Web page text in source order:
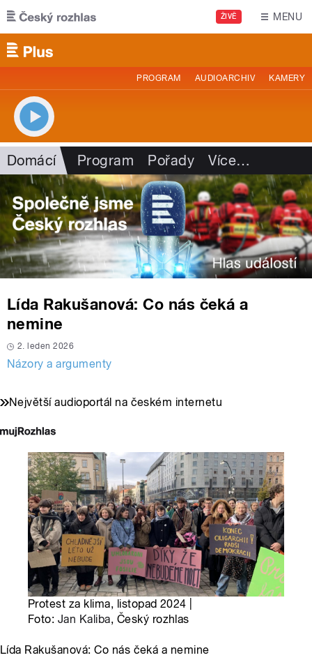
Přejít k hlavnímu obsahu
ŽIVĚ MENU
PROGRAM AUDIOARCHIV KAMERY
Domácí Program Pořady Více…
Lída Rakušanová: Co nás čeká a
nemine
2. leden 2026
Názory a argumenty
Největší audioportál na českém internetu
Protest za klima, listopad 2024 |
Foto: Jan Kaliba, Český rozhlas
Lída Rakušanová: Co nás čeká a nemine